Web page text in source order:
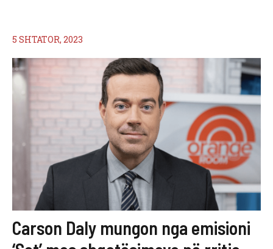
5 SHTATOR, 2023
Carson Daly mungon nga emisioni